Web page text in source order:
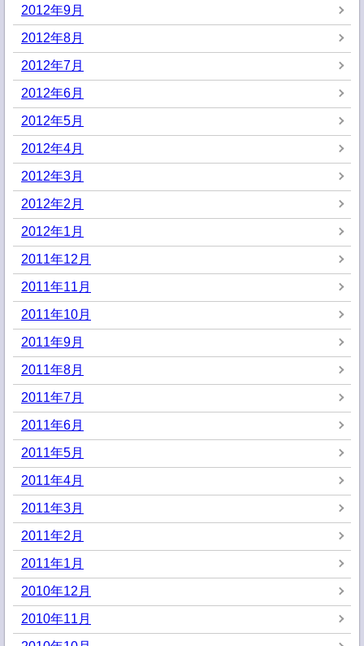
2012年9月
2012年8月
2012年7月
2012年6月
2012年5月
2012年4月
2012年3月
2012年2月
2012年1月
2011年12月
2011年11月
2011年10月
2011年9月
2011年8月
2011年7月
2011年6月
2011年5月
2011年4月
2011年3月
2011年2月
2011年1月
2010年12月
2010年11月